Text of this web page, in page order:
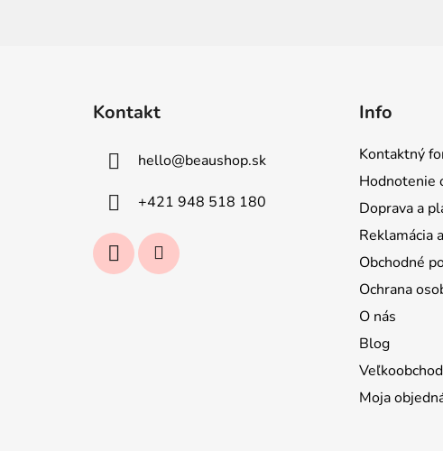
Kontakt
hello@beaushop.sk
+421 948 518 180
Info
Kontaktný
Hodnotenie
Doprava a
Reklamácia
Obchodné
Ochrana
O nás
Blog
Moja